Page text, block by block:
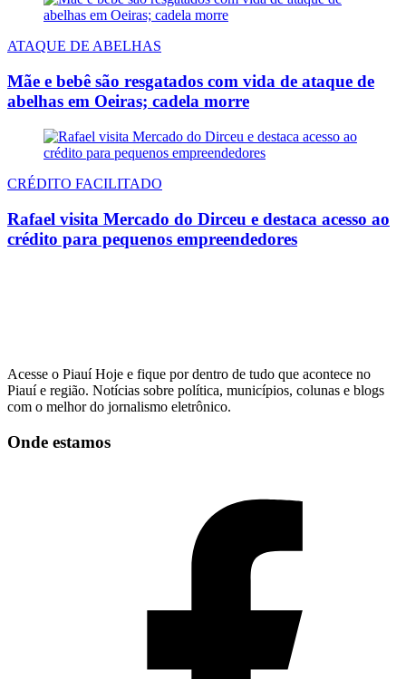
ATAQUE DE ABELHAS
Mãe e bebê são resgatados com vida de ataque de
abelhas em Oeiras; cadela morre
CRÉDITO FACILITADO
Rafael visita Mercado do Dirceu e destaca acesso ao
crédito para pequenos empreendedores
Acesse o Piauí Hoje e fique por dentro de tudo que acontece no
Piauí e região. Notícias sobre política, municípios, colunas e blogs
com o melhor do jornalismo eletrônico.
Onde estamos